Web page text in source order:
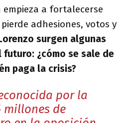
a fortalecerse
adhesiones, votos y
surgen algunas
¿cómo se sale de
paga la crisis?
por la
millones de